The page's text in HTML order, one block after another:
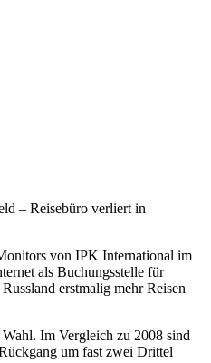
– Reisebüro verliert in
von IPK International im
als Buchungsstelle für
erstmalig mehr Reisen
Im Vergleich zu 2008 sind
um fast zwei Drittel